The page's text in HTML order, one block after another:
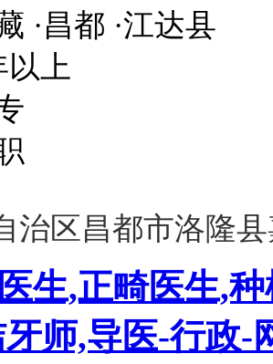
·昌都 ·江达县
以上
治区昌都市洛隆
生,正畸医生,
师,导医-行政-